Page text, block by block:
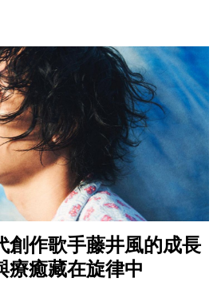
創作歌手藤井風的成長
療癒藏在旋律中